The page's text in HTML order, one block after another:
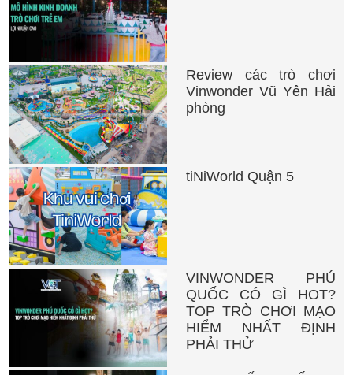
Review các trò chơi
Vinwonder Vũ Yên Hải
phòng
tiNiWorld Quận 5
VINWONDER PHÚ
QUỐC CÓ GÌ HOT?
TOP TRÒ CHƠI MẠO
HIỂM NHẤT ĐỊNH
PHẢI THỬ